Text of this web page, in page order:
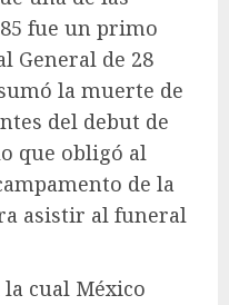
fue un primo
General de 28
la muerte de
del debut de
que obligó al
de la
asistir al funeral
cual México